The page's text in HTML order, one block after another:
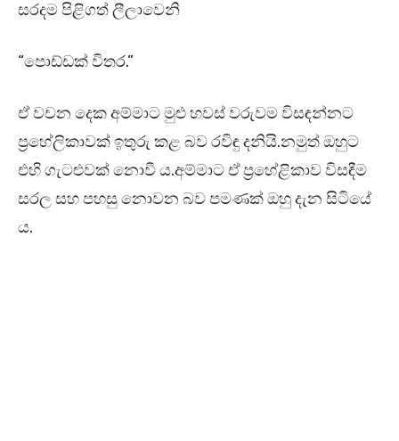
සරදම පිළිගත් ලීලාවෙනි
“පොඩ්ඩක් විතර.”
ඒ වචන දෙක අම්මාට මුළු හවස් වරුවම විසඳන්නට
ප්‍රහේලිකාවක් ඉතුරු කළ බව රවිඳු දනියි.නමුත් ඔහුට
එහි ගැටළුවක් නොවී ය.අම්මාට ඒ ප්‍රහේළිකාව විසඳීම
සරල සහ පහසු නොවන බව පමණක් ඔහු දැන සිටියේ
ය.